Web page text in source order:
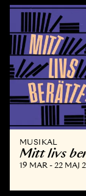
MUSIKAL
Mitt livs
19 MAR - 22 MAJ